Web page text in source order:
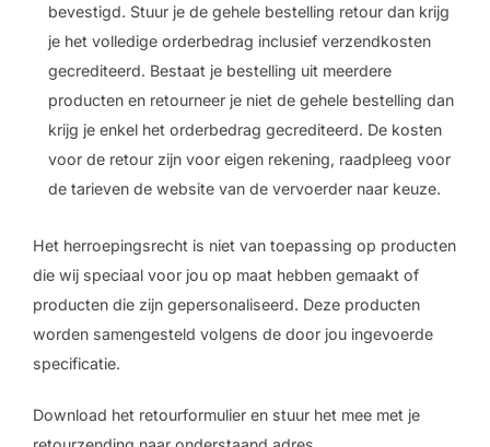
bevestigd. Stuur je de gehele bestelling retour dan krijg
je het volledige orderbedrag inclusief verzendkosten
gecrediteerd. Bestaat je bestelling uit meerdere
producten en retourneer je niet de gehele bestelling dan
krijg je enkel het orderbedrag gecrediteerd. De kosten
voor de retour zijn voor eigen rekening, raadpleeg voor
de tarieven de website van de vervoerder naar keuze.
Het herroepingsrecht is niet van toepassing op producten
die wij speciaal voor jou op maat hebben gemaakt of
producten die zijn gepersonaliseerd. Deze producten
worden samengesteld volgens de door jou ingevoerde
specificatie.
Download het retourformulier en stuur het mee met je